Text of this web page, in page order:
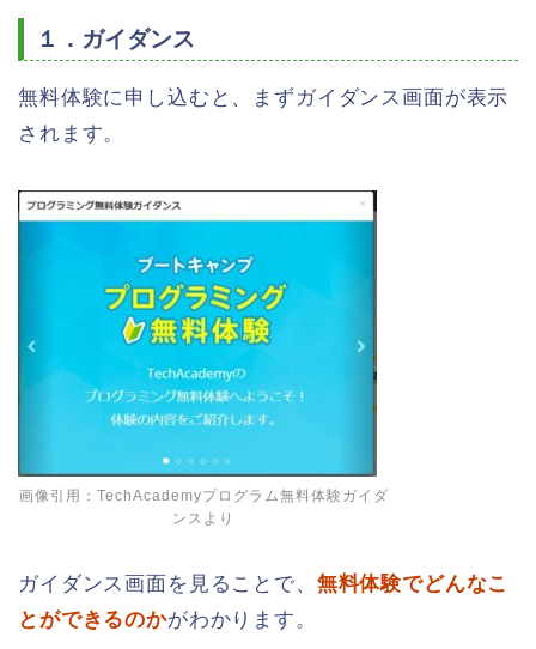
１．ガイダンス
無料体験に申し込むと、まずガイダンス画面が表示
されます。
画像引用：TechAcademyプログラム無料体験ガイダ
ンスより
ガイダンス画面を見ることで、 無料体験でどんなこ
とができるのかがわかります。